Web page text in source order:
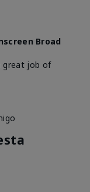
Broad
great job of